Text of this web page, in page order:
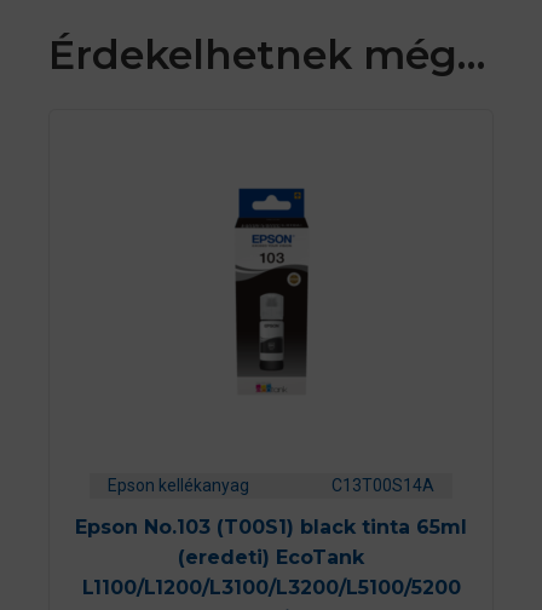
Érdekelhetnek még…
Epson kellékanyag C13T00S14A
Epson No.103 (T00S1) black tinta 65ml
(eredeti) EcoTank
L1100/L1200/L3100/L3200/L5100/5200